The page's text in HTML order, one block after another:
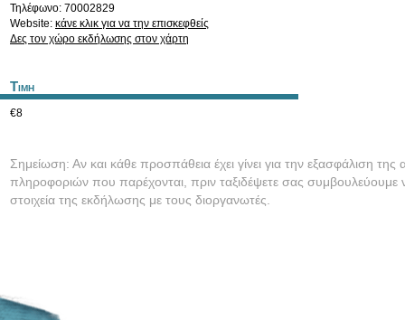
Τηλέφωνο: 70002829
Website: κάνε κλικ για να την επισκεφθείς
Δες τον χώρο εκδήλωσης στον χάρτη
Τιμη
€8
Σημείωση: Αν και κάθε προσπάθεια έχει γίνει για την εξασφάλιση της
πληροφοριών που παρέχονται, πριν ταξιδέψετε σας συμβουλεύουμε
στοιχεία της εκδήλωσης με τους διοργανωτές.